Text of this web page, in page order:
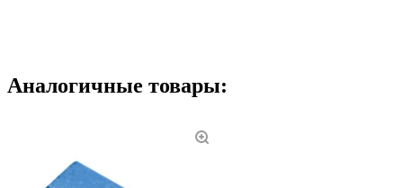
Аналогичные товары: